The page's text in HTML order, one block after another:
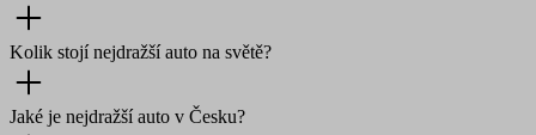
Kolik stojí nejdražší auto na světě?
Jaké je nejdražší auto v Česku?